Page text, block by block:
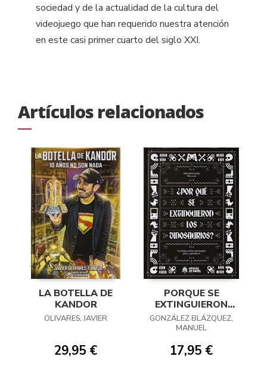
sociedad y de la actualidad de la cultura del
videojuego que han requerido nuestra atención
en este casi primer cuarto del siglo XXI.
Artículos relacionados
LA BOTELLA DE
KANDOR
OLIVARES, JAVIER
29,95 €
PORQUE SE
EXTINGUIERON
LOS DINOSAURIOS
GONZÁLEZ BLÁZQUEZ,
MANUEL
17,95 €